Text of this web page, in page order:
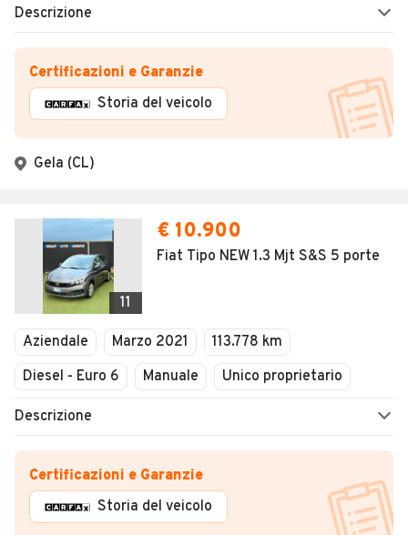
Descrizione
Certificazioni e Garanzie
Storia del veicolo
Gela (CL)
11
€ 10.900
Fiat Tipo NEW 1.3 Mjt S&S 5 porte
Aziendale Marzo 2021
113.778 km
Diesel - Euro 6
Manuale Unico proprietario
Descrizione
Certificazioni e Garanzie
Storia del veicolo